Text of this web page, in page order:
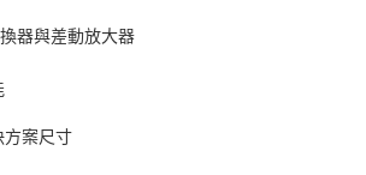
器與差動放大器
方案尺寸